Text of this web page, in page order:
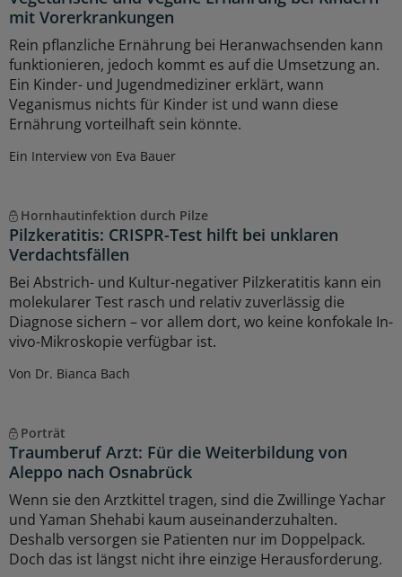
mit Vorerkrankungen
Rein pflanzliche Ernährung bei Heranwachsenden kann
funktionieren, jedoch kommt es auf die Umsetzung an.
Ein Kinder- und Jugendmediziner erklärt, wann
Veganismus nichts für Kinder ist und wann diese
Ernährung vorteilhaft sein könnte.
Ein Interview von Eva Bauer
Hornhautinfektion durch Pilze
Pilzkeratitis: CRISPR-Test hilft bei unklaren
Verdachtsfällen
Bei Abstrich- und Kultur-negativer Pilzkeratitis kann ein
molekularer Test rasch und relativ zuverlässig die
Diagnose sichern – vor allem dort, wo keine konfokale In-
vivo-Mikroskopie verfügbar ist.
Von Dr. Bianca Bach
Porträt
Traumberuf Arzt: Für die Weiterbildung von
Aleppo nach Osnabrück
Wenn sie den Arztkittel tragen, sind die Zwillinge Yachar
und Yaman Shehabi kaum auseinanderzuhalten.
Deshalb versorgen sie Patienten nur im Doppelpack.
Doch das ist längst nicht ihre einzige Herausforderung.